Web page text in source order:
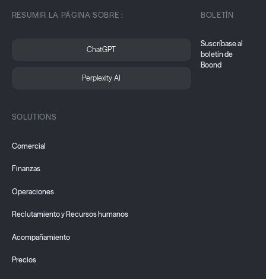
RESUMIR LA PÁGINA SOBRE :
ChatGPT
Perplexity AI
SOLUTIONS
Comercial
Finanzas
Operaciones
Reclutamiento y Recursos humanos
Acompañamiento
Precios
BOLETÍN
Suscríbase al
boletín de
Boond